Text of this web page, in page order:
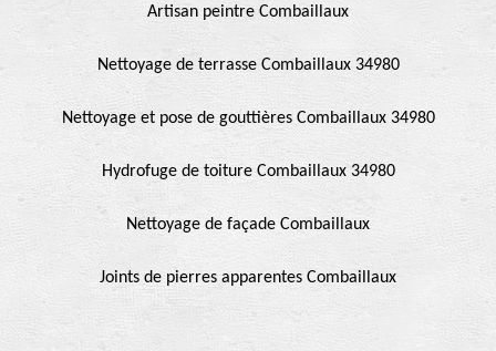
Artisan peintre Combaillaux
Nettoyage de terrasse Combaillaux 34980
Nettoyage et pose de gouttières Combaillaux 34980
Hydrofuge de toiture Combaillaux 34980
Nettoyage de façade Combaillaux
Joints de pierres apparentes Combaillaux